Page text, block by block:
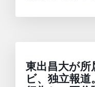
東出昌大が所
ビ、独立報